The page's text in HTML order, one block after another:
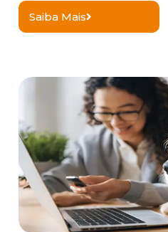
Saiba Mais